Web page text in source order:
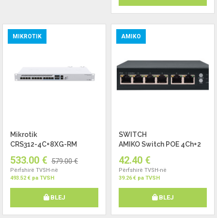
MIKROTIK
Mikrotik
CRS312-4C+8XG-RM
533.00 € 579.00 €
Përfshirë TVSH-në
493.52 € pa TVSH
BLEJ
AMIKO
SWITCH
AMIKO Switch POE 4Ch+2
42.40 €
Përfshirë TVSH-në
39.26 € pa TVSH
BLEJ